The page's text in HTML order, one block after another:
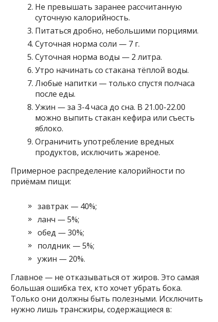
Не превышать заранее рассчитанную
суточную калорийность.
Питаться дробно, небольшими порциями.
Суточная норма соли — 7 г.
Суточная норма воды — 2 литра.
Утро начинать со стакана тёплой воды.
Любые напитки — только спустя полчаса
после еды.
Ужин — за 3-4 часа до сна. В 21.00-22.00
можно выпить стакан кефира или съесть
яблоко.
Ограничить употребление вредных
продуктов, исключить жареное.
Примерное распределение калорийности по
приёмам пищи:
завтрак — 40%;
ланч — 5%;
обед — 30%;
полдник — 5%;
ужин — 20%.
Главное — не отказываться от жиров. Это самая
большая ошибка тех, кто хочет убрать бока.
Только они должны быть полезными. Исключить
нужно лишь трансжиры, содержащиеся в: